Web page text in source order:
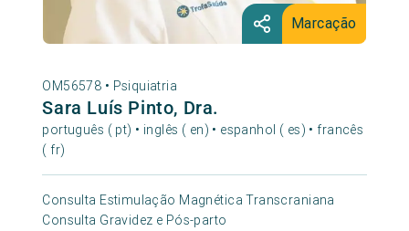
Marcação
OM56578 • Psiquiatria
Sara Luís Pinto, Dra.
português ( pt) • inglês ( en) • espanhol ( es) • francês
( fr)
Consulta Estimulação Magnética Transcraniana
Consulta Gravidez e Pós-parto